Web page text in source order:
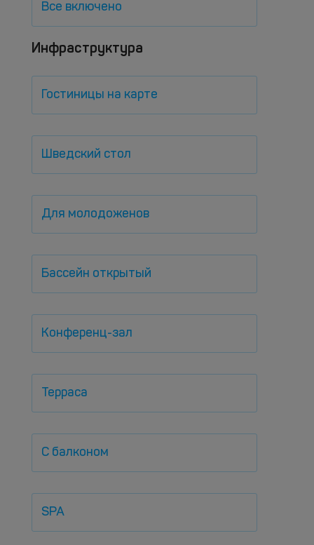
Все включено
Инфраструктура
Гостиницы на карте
Шведский стол
Для молодоженов
Бассейн открытый
Конференц-зал
Терраса
С балконом
SPA